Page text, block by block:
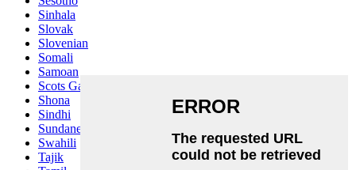
Sinhala
Slovak
Slovenian
Somali
Samoan
Scots Gaelic
Shona
Sindhi
Sundanese
Swahili
Tajik